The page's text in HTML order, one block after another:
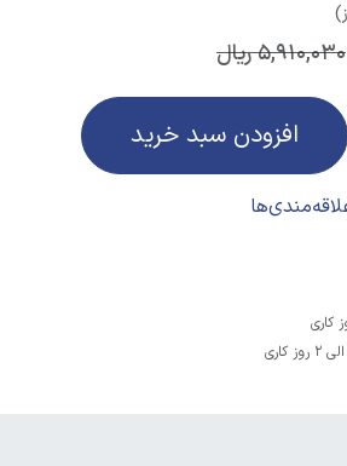
5,910,030ریال
افزودن سبد خرید